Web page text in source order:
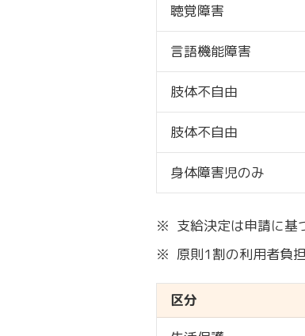
聴覚障害
言語機能障害
肢体不自由
肢体不自由
身体障害児のみ
※ 支給決定は申請に基
※ 原則1割の利用者負
区分